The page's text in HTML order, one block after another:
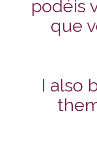
podéis
que
I also